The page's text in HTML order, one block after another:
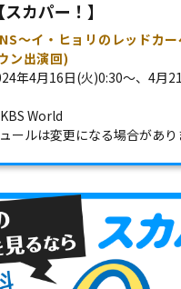
カパー！】
～イ・ヒョリのレッドカ
ン出演回)
年4月16日(火)0:30～、4月
World
ールは変更になる場合があり